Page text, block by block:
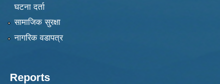
घटना दर्ता
सामाजिक सुरक्षा
नागरिक वडापत्र
Reports